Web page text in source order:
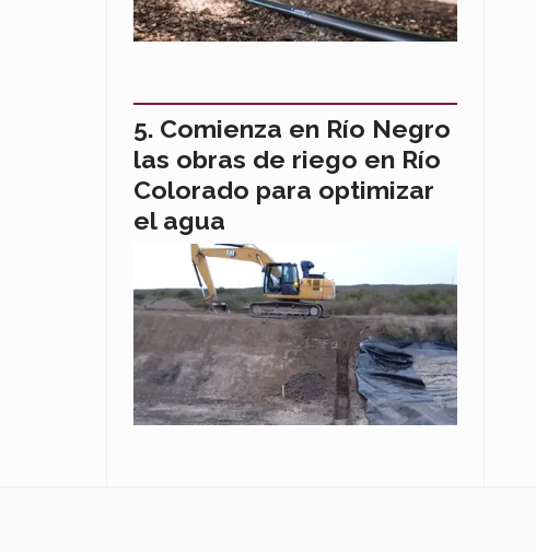
Comienza en Río Negro
las obras de riego en Río
Colorado para optimizar
el agua